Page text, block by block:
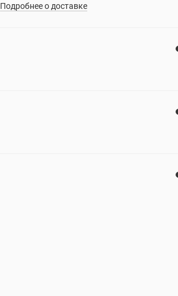
Подробнее о доставке